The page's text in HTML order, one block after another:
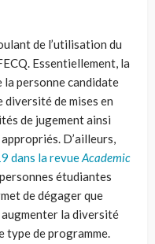
de l’utilisation du
Essentiellement, la
personne candidate
diversité de mises en
de jugement ainsi
D’ailleurs,
dans la revueAcademic
étudiantes
de dégager que
la diversité
type de programme.